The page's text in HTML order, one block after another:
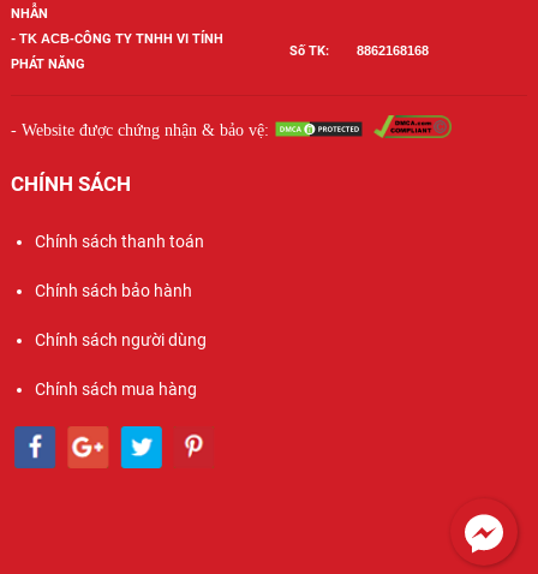
NHẪN
- TK ACB-CÔNG TY TNHH VI TÍNH
PHÁT NĂNG
Số TK: 8862168168
- Website được chứng nhận & bảo vệ:
CHÍNH SÁCH
Chính sách thanh toán
Chính sách bảo hành
Chính sách người dùng
Chính sách mua hàng